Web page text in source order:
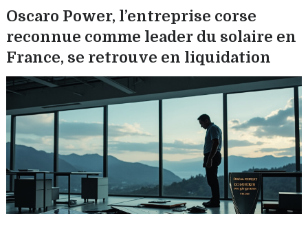
Oscaro Power, l’entreprise corse
reconnue comme leader du solaire en
France, se retrouve en liquidation